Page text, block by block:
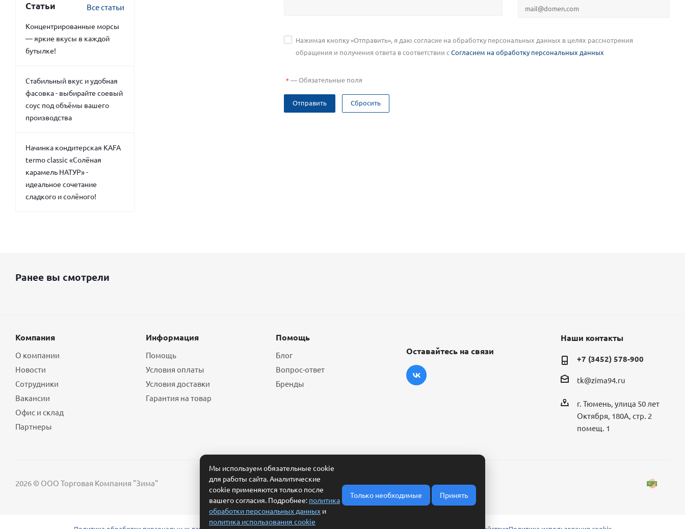
Нажимая кнопку «Отправить», я даю согласие на обработку персональных данных в целях рассмотрения
обращения и получения ответа в соответствии сСогласием на обработку персональных данных
*—Обязательные поля
Отправить Сбросить
Статьи Все статьи
Концентрированные морсы
— яркие вкусы в каждой
бутылке!
Стабильный вкус и удобная
фасовка - выбирайте соевый
соус под объёмы вашего
производства
Начинка кондитерская KAFA
termo classic «Солёная
карамель НАТУР» -
идеальное сочетание
сладкого и солёного!
Ранее вы смотрели
Компания
О компании
Новости
Сотрудники
Вакансии
Офис и склад
Партнеры
Информация
Помощь
Условия оплаты
Условия доставки
Гарантия на товар
Помощь
Блог
Вопрос-ответ
Бренды
Оставайтесь на связи
Наши контакты
+7 (3452) 578-900
tk@zima94.ru
г. Тюмень, улица 50 лет
Октября, 180А, стр. 2
помещ. 1
2026 © ООО Торговая Компания "Зима"
Мы используем обязательные cookie
для работы сайта. Аналитические
cookie применяются только после
вашего согласия. Подробнее: политика
обработки персональных данных и
политика использования cookie
Только необходимые Принять